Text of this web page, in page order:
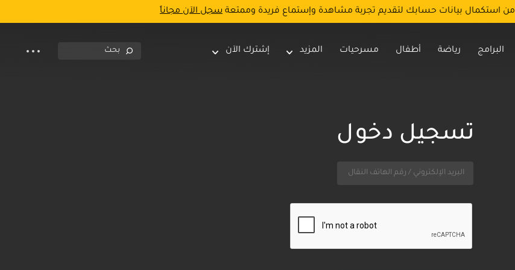
استكمال بيانات حسابك لتقديم تجربة مشاهدة وإستماع فريدة وممتعة سجل الآن مجاناً
البرامج رياضة أطفال مسرحيات المزيد إشترك الآن
تسجيل دخول